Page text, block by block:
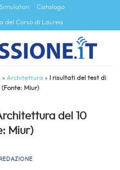
Catalogo
del Corso di Laurea
» Architettura »
I risultati del test di
Miur)
del 10
Miur)
REDAZIONE